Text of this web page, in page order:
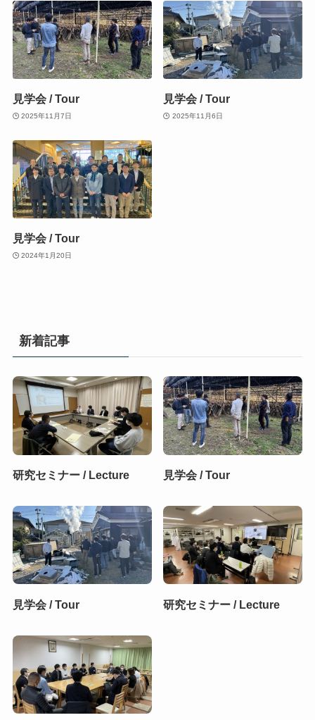
見学会 / Tour
2025年11月7日
見学会 / Tour
2025年11月6日
見学会 / Tour
2024年1月20日
新着記事
研究セミナー / Lecture 見学会 / Tour
見学会 / Tour 研究セミナー / Lecture